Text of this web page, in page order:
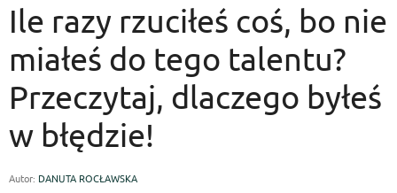
Ile razy rzuciłeś coś, bo nie
miałeś do tego talentu?
Przeczytaj, dlaczego byłeś
w błędzie!
Autor: DANUTA ROCŁAWSKA